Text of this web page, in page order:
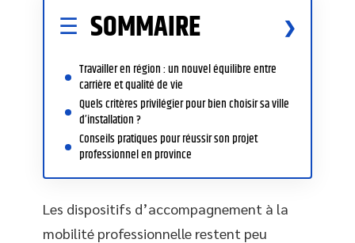
SOMMAIRE
Travailler en région : un nouvel équilibre entre
carrière et qualité de vie
Quels critères privilégier pour bien choisir sa ville
d’installation ?
Conseils pratiques pour réussir son projet
professionnel en province
Les dispositifs d’accompagnement à la
mobilité professionnelle restent peu